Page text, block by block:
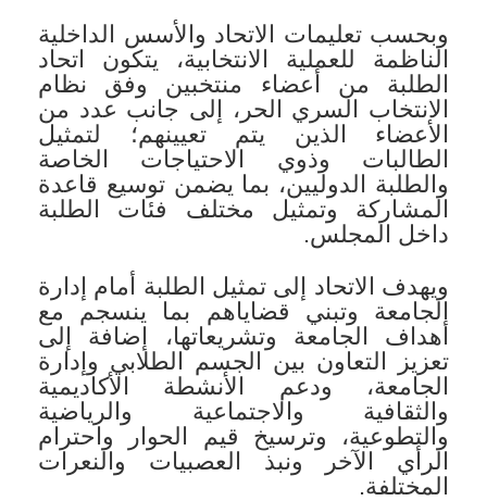
وبحسب تعليمات الاتحاد والأسس الداخلية
الناظمة للعملية الانتخابية، يتكون اتحاد
الطلبة من أعضاء منتخبين وفق نظام
الانتخاب السري الحر، إلى جانب عدد من
الأعضاء الذين يتم تعيينهم؛ لتمثيل
الطالبات وذوي الاحتياجات الخاصة
والطلبة الدوليين، بما يضمن توسيع قاعدة
المشاركة وتمثيل مختلف فئات الطلبة
داخل المجلس.
ويهدف الاتحاد إلى تمثيل الطلبة أمام إدارة
الجامعة وتبني قضاياهم بما ينسجم مع
أهداف الجامعة وتشريعاتها، إضافة إلى
تعزيز التعاون بين الجسم الطلابي وإدارة
الجامعة، ودعم الأنشطة الأكاديمية
والثقافية والاجتماعية والرياضية
والتطوعية، وترسيخ قيم الحوار واحترام
الرأي الآخر ونبذ العصبيات والنعرات
المختلفة.